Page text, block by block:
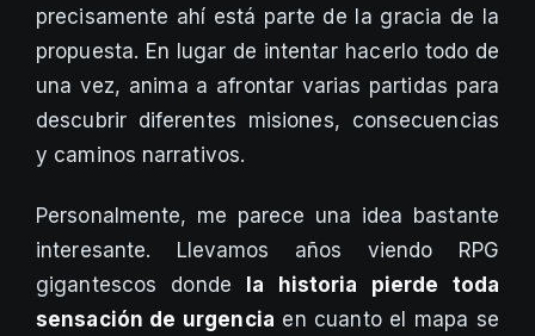
precisamente ahí está parte de la gracia de la
propuesta. En lugar de intentar hacerlo todo de
una vez, anima a afrontar varias partidas para
descubrir diferentes misiones, consecuencias
y caminos narrativos.
Personalmente, me parece una idea bastante
interesante. Llevamos años viendo RPG
gigantescos donde la historia pierde toda
sensación de urgencia en cuanto el mapa se